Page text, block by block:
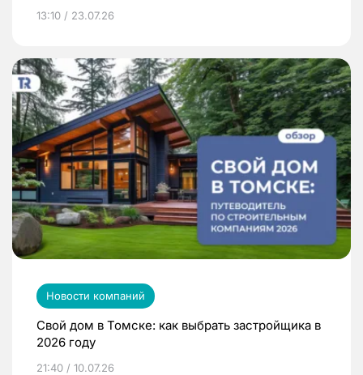
13:10 / 23.07.26
Новости компаний
Свой дом в Томске: как выбрать застройщика в
2026 году
21:40 / 10.07.26